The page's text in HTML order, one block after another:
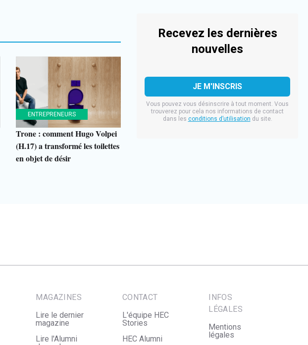
ENTREPRENEURS
Trone : comment Hugo Volpei
(H.17) a transformé les toilettes
en objet de désir
Recevez les dernières
nouvelles
Vous pouvez vous désinscrire à tout moment. Vous
trouverez pour cela nos informations de contact
dans les conditions d’utilisation du site.
MAGAZINES
Lire le dernier
magazine
Lire l'Alumni
CONTACT
L'équipe HEC
Stories
HEC Alumni
INFOS
LÉGALES
Mentions
légales